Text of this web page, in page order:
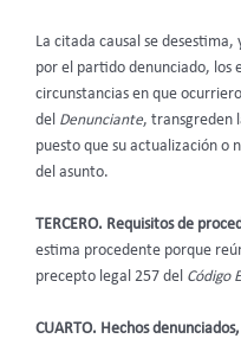
La citada causal se
por el partido denunciado, los
circunstancias en que
del Denunciante, transgreden
puesto que su actualización o
del asunto.
TERCERO. Requisitos de
estima procedente porque
precepto legal 257 del Código
CUARTO. Hechos